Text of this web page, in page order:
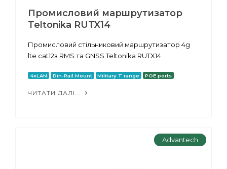
Промисловий маршрутизатор
Teltonika RUTX14
Промисловий стільниковий маршрутизатор 4g
lte cat12з RMS та GNSS Teltonika RUTX14
4xLAN Din-Rail Mount Military T range POE ports
ЧИТАТИ ДАЛІ...
Advantech